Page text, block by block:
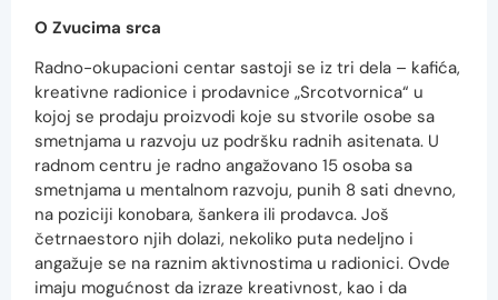
O Zvucima srca
Radno-okupacioni centar sastoji se iz tri dela – kafića,
kreativne radionice i prodavnice „Srcotvornica“ u
kojoj se prodaju proizvodi koje su stvorile osobe sa
smetnjama u razvoju uz podršku radnih asitenata. U
radnom centru je radno angažovano 15 osoba sa
smetnjama u mentalnom razvoju, punih 8 sati dnevno,
na poziciji konobara, šankera ili prodavca. Još
četrnaestoro njih dolazi, nekoliko puta nedeljno i
angažuje se na raznim aktivnostima u radionici. Ovde
imaju mogućnost da izraze kreativnost, kao i da